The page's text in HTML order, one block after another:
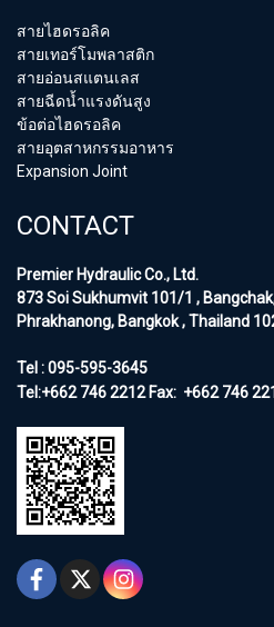
สายไฮดรอลิค
สายเทอร์โมพลาสติก
สายอ่อนสแตนเลส
สายฉีดน้ำแรงดันสูง
ข้อต่อไฮดรอลิค
สายอุตสาหกรรมอาหาร
Expansion Joint
CONTACT
Premier Hydraulic Co., Ltd.
873 Soi Sukhumvit 101/1 ,
Phrakhanong, Bangkok , Thailand
Tel : 095-595-3645
Tel:+662 746 2212Fax: +662 746